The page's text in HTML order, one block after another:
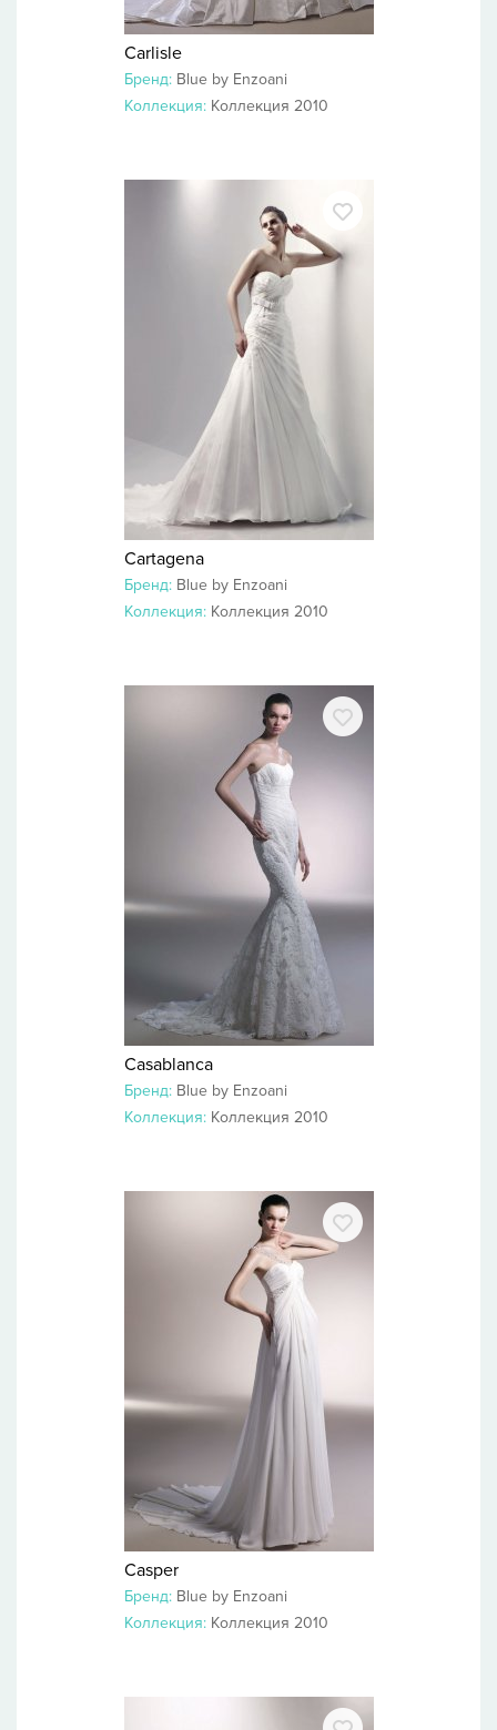
Carlisle
Бренд: Blue by Enzoani
Коллекция: Коллекция 2010
Cartagena
Бренд: Blue by Enzoani
Коллекция: Коллекция 2010
Casablanca
Бренд: Blue by Enzoani
Коллекция: Коллекция 2010
Casper
Бренд: Blue by Enzoani
Коллекция: Коллекция 2010